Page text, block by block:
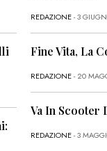
REDAZIONE- 3
Fine Vita, La
REDAZIONE- 20
Va In Scooter
REDAZIONE- 3